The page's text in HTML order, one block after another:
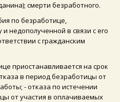
смерти безработного.
по безработице,
недополученной в связи с его
с гражданским
приостанавливается на срок
в период безработицы от
- отказа по истечении
от участия в оплачиваемых